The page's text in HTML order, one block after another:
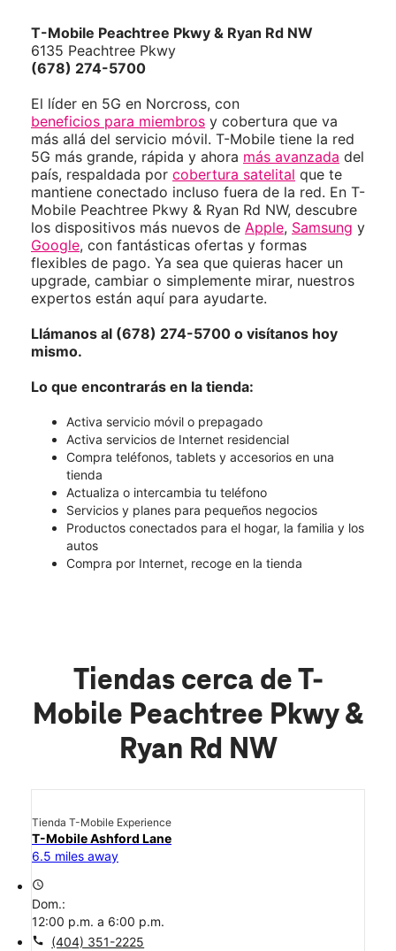
T-Mobile Peachtree Pkwy & Ryan Rd NW
6135 Peachtree Pkwy
(678) 274-5700
El líder en 5G en Norcross, con
beneficios para miembros y cobertura que va
más allá del servicio móvil. T-Mobile tiene la red
5G más grande, rápida y ahora más avanzada del
país, respaldada por cobertura satelital que te
mantiene conectado incluso fuera de la red. En T-
Mobile Peachtree Pkwy & Ryan Rd NW, descubre
los dispositivos más nuevos de Apple, Samsung y
Google, con fantásticas ofertas y formas
flexibles de pago. Ya sea que quieras hacer un
upgrade, cambiar o simplemente mirar, nuestros
expertos están aquí para ayudarte.
Llámanos al (678) 274-5700 o visítanos hoy
mismo.
Lo que encontrarás en la tienda:
Activa servicio móvil o prepagado
Activa servicios de Internet residencial
Compra teléfonos, tablets y accesorios en una
tienda
Actualiza o intercambia tu teléfono
Servicios y planes para pequeños negocios
Productos conectados para el hogar, la familia y los
autos
Compra por Internet, recoge en la tienda
Tiendas cerca de T-
Mobile Peachtree Pkwy &
Ryan Rd NW
Tienda T-Mobile Experience
T-Mobile Ashford Lane
6.5 miles away
access_time
Dom.:
12:00 p.m. a 6:00 p.m.
call (404) 351-2225